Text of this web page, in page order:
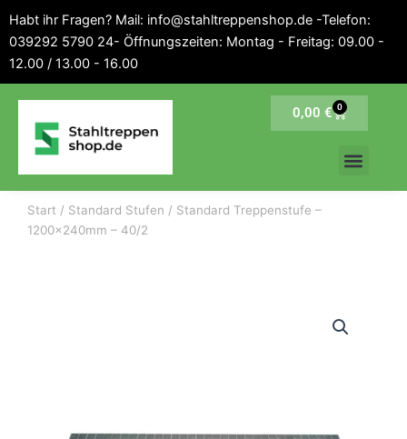
springen
Habt ihr Fragen? Mail: info@stahltreppenshop.de -Telefon:
039292 5790 24- Öffnungszeiten: Montag - Freitag: 09.00 -
12.00 / 13.00 - 16.00
0,00 € 0
Warenkorb
Start / Standard Stufen / Standard Treppenstufe –
1200x240mm – 40/2